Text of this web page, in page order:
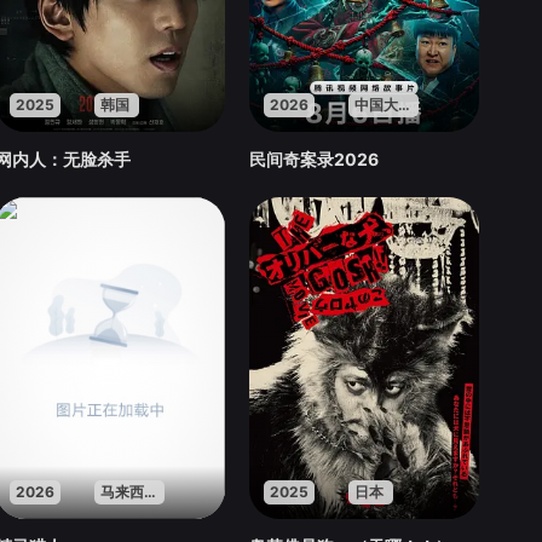
2025 韩国
内人：无脸杀手
2026 中国大陆
民间奇案录2026
2026 马来西亚 2025 日本